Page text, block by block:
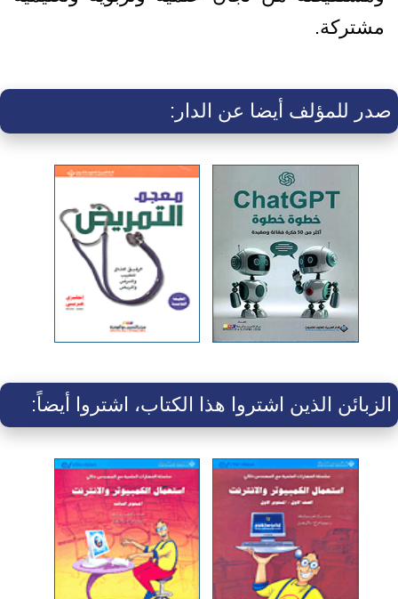
مشتركة.
صدر للمؤلف أيضا عن الدار:
الزبائن الذين اشتروا هذا الكتاب، اشتروا أيضاً: